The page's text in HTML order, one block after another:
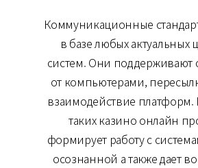
Коммуникационные
в базе любых
систем. Они поддерживают
от компьютерами,
взаимодействие
таких казино онлайн
формирует работу с
осознанной а также дает